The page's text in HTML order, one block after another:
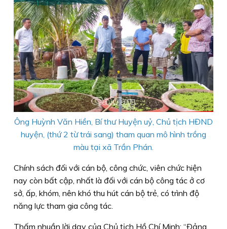
Ông Huỳnh Văn Hiền, Bí thư Huyện uỷ, Chủ tịch HĐND
huyện, (thứ 2 từ trái sang) tham quan mô hình trồng
màu tại xã Trần Phán.
Chính sách đối với cán bộ, công chức, viên chức hiện
nay còn bất cập, nhất là đối với cán bộ công tác ở cơ
sở, ấp, khóm, nên khó thu hút cán bộ trẻ, có trình độ
năng lực tham gia công tác.
Thấm nhuần lời dạy của Chủ tịch Hồ Chí Minh: “Ðảng